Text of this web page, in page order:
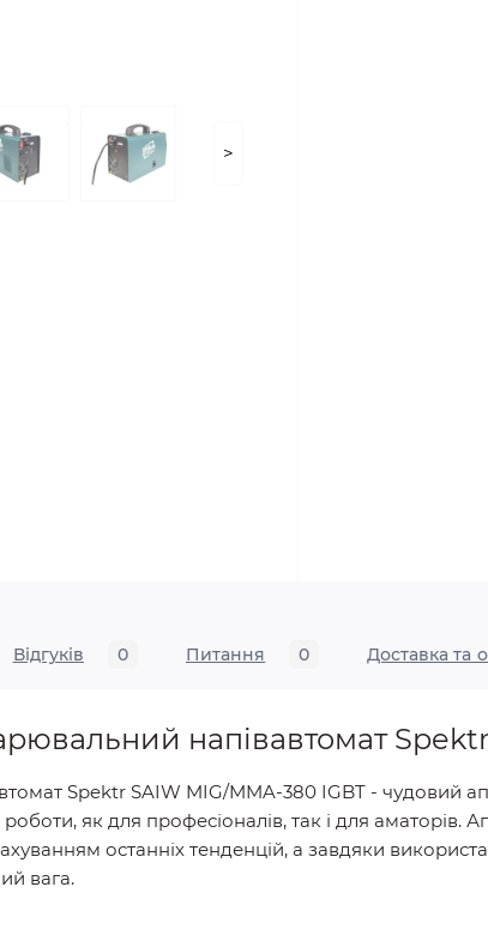
>
Відгуків 0 Питання 0 Доставка та
напівавтомат
Spektr SAIW MIG/MMA-380 IGBT - чудовий
як для професіоналів, так і для аматорів.
останніх тенденцій, а завдяки
вага.